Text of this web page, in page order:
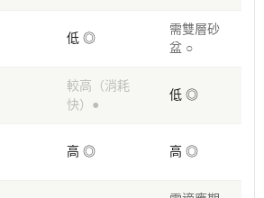
低 ◎
需雙層砂
盆 ○
較高（消耗
快）●
低 ◎
高 ◎ 高 ◎